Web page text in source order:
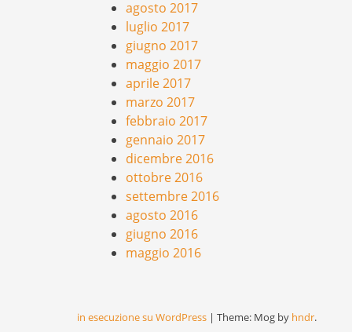
agosto 2017
luglio 2017
giugno 2017
maggio 2017
aprile 2017
marzo 2017
febbraio 2017
gennaio 2017
dicembre 2016
ottobre 2016
settembre 2016
agosto 2016
giugno 2016
maggio 2016
in esecuzione su WordPress |Theme: Mog by hndr.